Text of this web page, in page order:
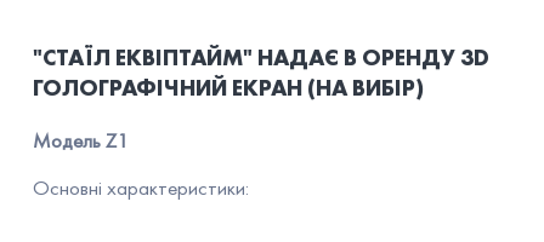
"СТАЇЛ ЕКВІПТАЙМ" НАДАЄ В ОРЕНДУ 3D
ГОЛОГРАФІЧНИЙ ЕКРАН (НА ВИБІР)
Модель Z1
Основні характеристики: